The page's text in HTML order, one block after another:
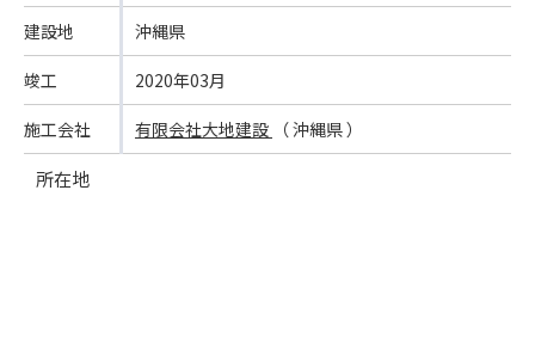
建設地 沖縄県
竣工 2020年03月
施工会社 有限会社大地建設 （ 沖縄県 ）
所在地